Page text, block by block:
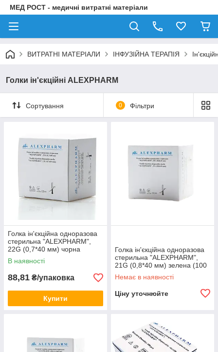
МЕД РОСТ - медичні витратні матеріали
ВИТРАТНІ МАТЕРІАЛИ ІНФУЗІЙНА ТЕРАПІЯ
Голки ін'єкційні ALEXPHARM
Сортування 0 Фільтри
Голка ін'єкційна одноразова
стерильна "ALEXPHARM",
22G (0,7*40 мм) чорна
(100шт)
В наявності
88,81 ₴/упаковка
Купити
Голка ін'єкційна одноразова
стерильна "ALEXPHARM",
21G (0,8*40 мм) зелена (100
шт.)
Немає в наявності
Ціну уточнюйте